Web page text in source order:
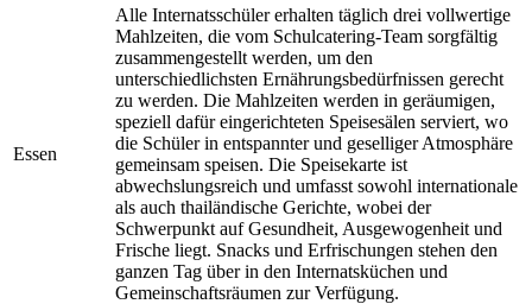
Essen
Alle Internatsschüler erhalten täglich drei vollwertige
Mahlzeiten, die vom Schulcatering-Team sorgfältig
zusammengestellt werden, um den
unterschiedlichsten Ernährungsbedürfnissen gerecht
zu werden. Die Mahlzeiten werden in geräumigen,
speziell dafür eingerichteten Speisesälen serviert, wo
die Schüler in entspannter und geselliger Atmosphäre
gemeinsam speisen. Die Speisekarte ist
abwechslungsreich und umfasst sowohl internationale
als auch thailändische Gerichte, wobei der
Schwerpunkt auf Gesundheit, Ausgewogenheit und
Frische liegt. Snacks und Erfrischungen stehen den
ganzen Tag über in den Internatsküchen und
Gemeinschaftsräumen zur Verfügung.